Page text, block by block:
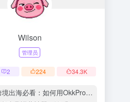
Wilson
管理员
2 224 34.3K
：如何用OkkProxy彻底解决网络延迟与IP被封难题？